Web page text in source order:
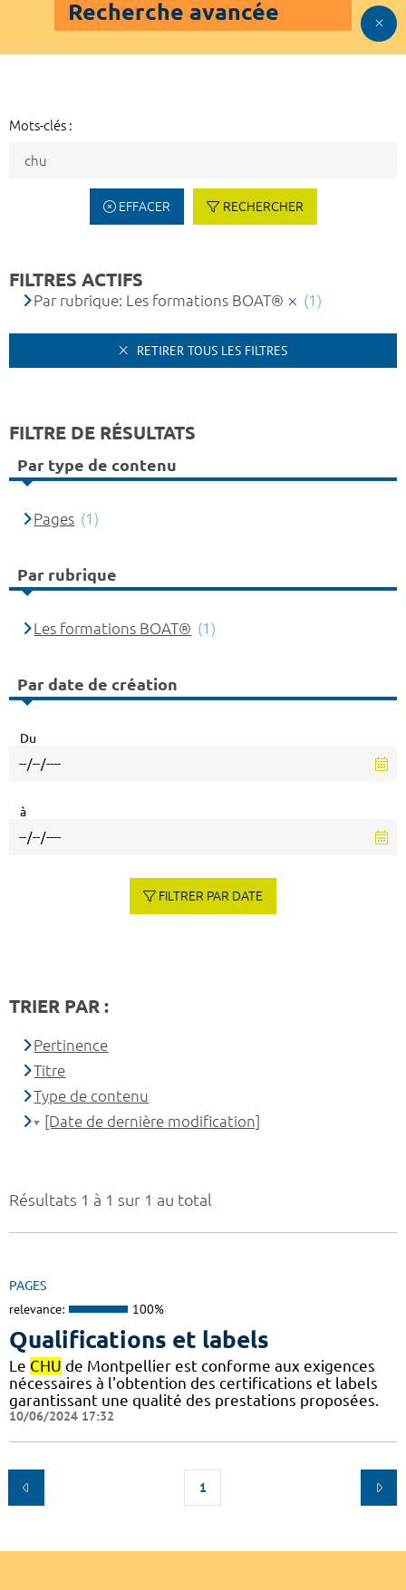
Recherche avancée
Mots-clés :
EFFACER RECHERCHER
Résultats 1 à 1 sur 1 au total
PAGES
relevance: 100%
Qualifications et labels
Le CHU de Montpellier est conforme aux exigences
nécessaires à l'obtention des certifications et labels
garantissant une qualité des prestations proposées.
10/06/2024 17:32
1
FILTRES ACTIFS
Par rubrique: Les formations BOAT® (1)
RETIRER TOUS LES FILTRES
FILTRE DE RÉSULTATS
Par type de contenu
Pages (1)
Par rubrique
Les formations BOAT® (1)
Par date de création
Du
à
FILTRER PAR DATE
TRIER PAR :
Pertinence
Titre
Type de contenu
[Date de dernière modification]